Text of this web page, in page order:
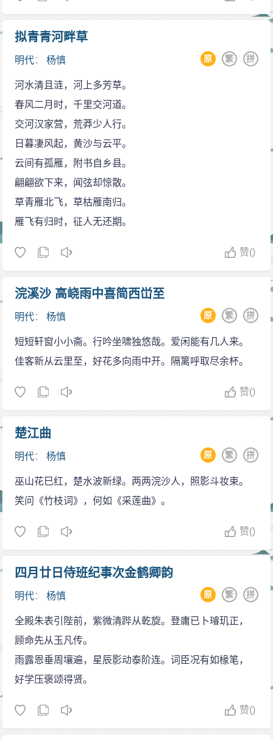
伐山》而作《艺林学山》，一面订正杨氏笔误，指出：
“千虑而得间有异同，即就正大方”；一面不满于陈耀文“哓
哓焉数以辨其后”，自以为“求忠臣于杨氏之门，或为余屈
胡氏此举，被“时人颜曰《正正杨》”，朱国桢对之评
曰：“（自）有《丹铅录》诸书，便有《正杨》、《正正
杨》，辨则辨矣，然古人古事古字、彼书如彼、彼书如
此，原散见杂出，各不相同，见其一未见其二，哄然相
驳，不免为前人暗笑。”迨于清世，四库馆臣既说：“慎于
正德、嘉靖之间，以博学称，而所作《丹铅录》诸书，
不免瑕瑜互见，真伪互陈”，又说：“耀文考证其非，不使
转滋疑误，于学者不为无功。然衅起争名，语多攻讦，
丑词恶谑，无所不加，虽古人挟怨构争如吴缜之解《新
要》著录了杨慎29种著述，一一加以考评，虽承认杨慎
少”，但就总体言之，还是站在正统立场，对杨慎其人其
学每多贬抑，如说他“好伪撰古书，以证成己说”，责他“取
名太急，稍成卷帙，即付枣梨， 为编，只成杂学”等等。
中，多无杨慎的一席之地。
拟青青河畔草
明代：杨慎 拼
繁
原
河水清且涟，河上多芳草。
春风二月时，千里交河道。
交河汉家营，荒莽少人行。
日暮凄风起，黄沙与云平。
云间有孤雁，附书自乡县。
翩翩欲下来，闻弦却惊散。
草青雁北飞，草枯雁南归。
雁飞有归时，征人无还期。
赞()
浣溪沙 高峣雨中喜简西峃至
明代：杨慎 拼
繁
原
短短轩窗小小斋。行吟坐啸独悠哉。爱闲能有几人来。
佳客新从云里至，好花多向雨中开。隔篱呼取尽余杯。
赞()
楚江曲
明代：杨慎 拼
繁
原
巫山花巳红，楚水波新绿。两两浣沙人，照影斗妆束。
笑问《竹枝词》，何如《采莲曲》。
赞()
四月廿日侍班纪事次金鹤卿韵
明代：杨慎 拼
繁
原
全殿朱表引陛前，紫微清跸从乾旋。登庸已卜璿玑正，
顾命先从玉凡传。
雨露恩垂周壤遍，星辰影动泰阶连。词臣况有如椽笔，
好学压褒颂得贤。
赞()